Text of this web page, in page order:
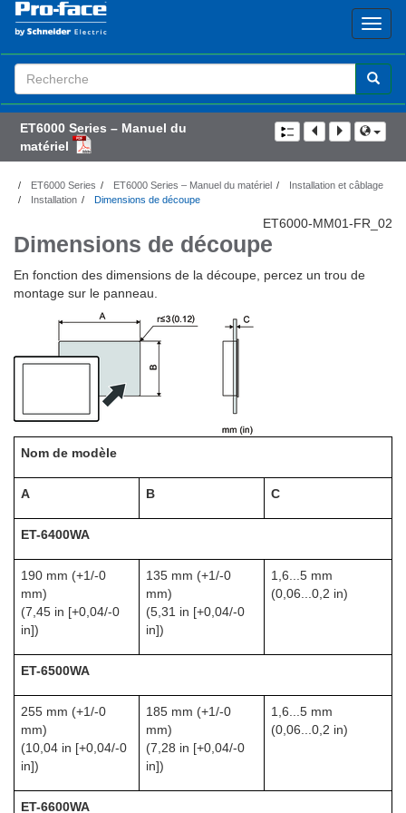
Search
Term
ET6000 Series – Manuel du
matériel
ET6000 Series ET6000 Series – Manuel du matériel
Installation et câblage
Installation
Dimensions de découpe
ET6000-MM01-FR_02
Dimensions de découpe
En fonction des dimensions de la découpe, percez un trou de
montage sur le panneau.
Nom de modèle
A B C
ET-6400WA
190 mm (+1/-0
mm)
(7,45 in [+0,04/-0
in])
135 mm (+1/-0
mm)
(5,31 in [+0,04/-0
in])
1,6...5 mm
(0,06...0,2 in)
ET-6500WA
255 mm (+1/-0
mm)
(10,04 in [+0,04/-0
in])
185 mm (+1/-0
mm)
(7,28 in [+0,04/-0
in])
1,6...5 mm
(0,06...0,2 in)
ET-6600WA